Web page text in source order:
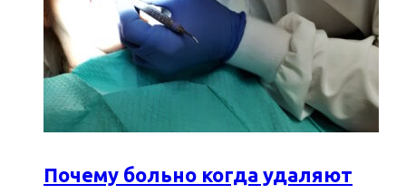
Почему больно когда удаляют